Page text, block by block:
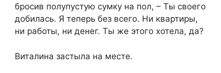
бросив полупустую сумку на пол, – Ты своего
добилась. Я теперь без всего. Ни квартиры,
ни работы, ни денег. Ты же этого хотела, да?
Виталина застыла на месте.